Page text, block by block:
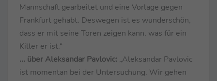
Mannschaft gearbeitet und eine Vorlage gegen
Frankfurt gehabt. Deswegen ist es wunderschön,
dass er mit seine Toren zeigen kann, was für ein
Killer er ist.“
... über Aleksandar Pavlovic: „Aleksandar Pavlovic
ist momentan bei der Untersuchung. Wir gehen